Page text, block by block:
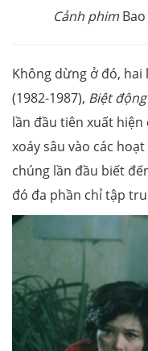
Cảnh phim
Không dừng ở đó, hai
(1982-1987), Biệt
lần đầu tiên xuất hiện
xoáy sâu vào các
chúng lần đầu biết
đó đa phần chỉ tập